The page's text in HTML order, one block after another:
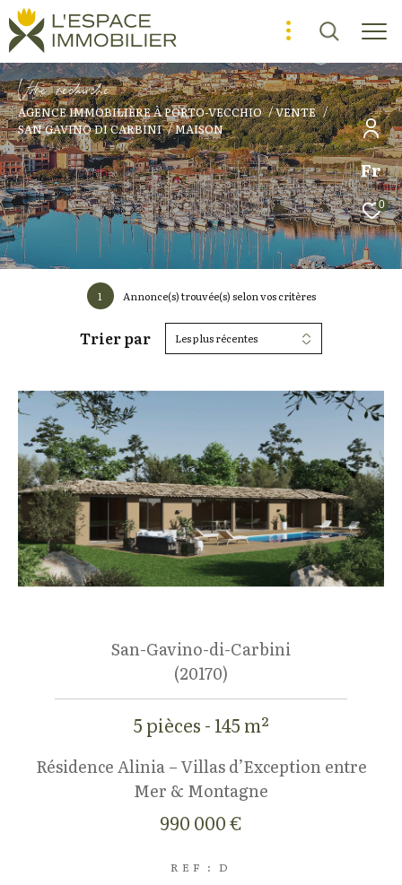
Fr
0
Vore recece
AGENCE IMMOBILIÈRE À PORTO-VECCHIO
VENTE
SAN GAVINO DI CARBINI
MAISON
1 Annonce(s) trouvée(s) selon vos critères
Trier par Les plus récentes
San-Gavino-di-Carbini
(20170)
5 pièces - 145 m²
Résidence Alinia – Villas d’Exception entre
Mer & Montagne
990 000 €
REF : D